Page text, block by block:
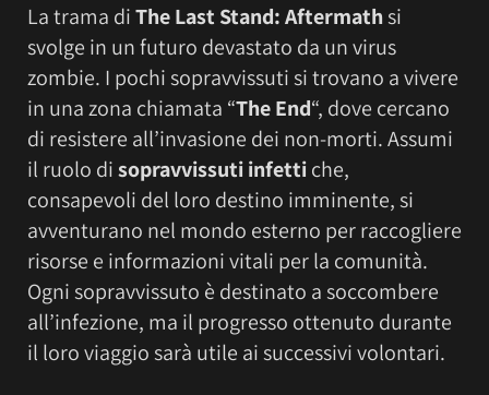
La trama diThe Last Stand: Aftermathsi
svolge in un futuro devastato da un virus
zombie. I pochi sopravvissuti si trovano a vivere
in una zona chiamata “The End“, dove cercano
di resistere all’invasione dei non-morti. Assumi
il ruolo disopravvissuti infettiche,
consapevoli del loro destino imminente, si
avventurano nel mondo esterno per raccogliere
risorse e informazioni vitali per la comunità.
Ogni sopravvissuto è destinato a soccombere
all’infezione, ma il progresso ottenuto durante
il loro viaggio sarà utile ai successivi volontari.